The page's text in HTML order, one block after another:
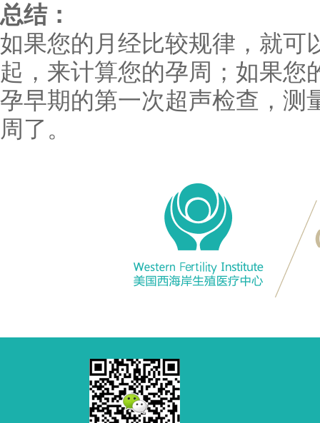
总结：
如果您的月经比较规律，就可
起，来计算您的孕周；如果您
孕早期的第一次超声检查，测
周了。